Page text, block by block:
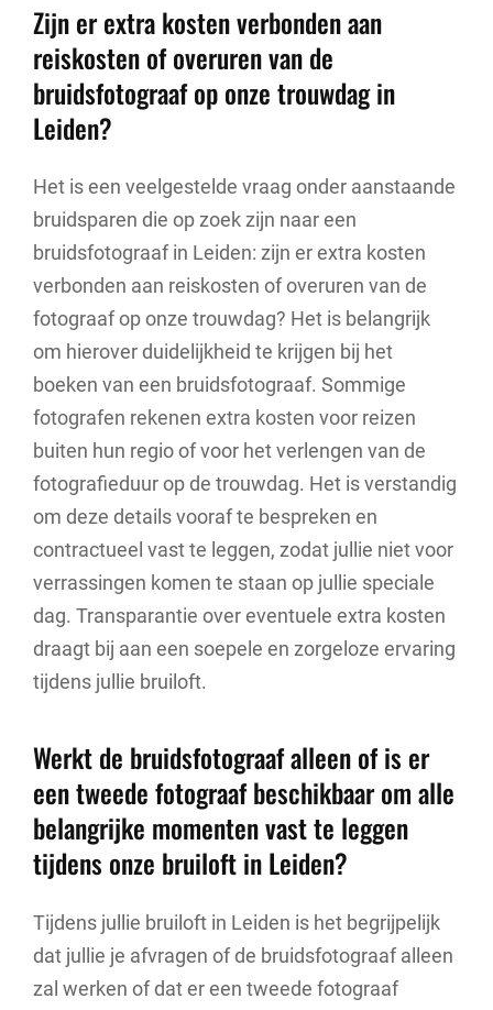
Zijn er extra kosten verbonden aan
reiskosten of overuren van de
bruidsfotograaf op onze trouwdag in
Leiden?
Het is een veelgestelde vraag onder aanstaande
bruidsparen die op zoek zijn naar een
bruidsfotograaf in Leiden: zijn er extra kosten
verbonden aan reiskosten of overuren van de
fotograaf op onze trouwdag? Het is belangrijk
om hierover duidelijkheid te krijgen bij het
boeken van een bruidsfotograaf. Sommige
fotografen rekenen extra kosten voor reizen
buiten hun regio of voor het verlengen van de
fotografieduur op de trouwdag. Het is verstandig
om deze details vooraf te bespreken en
contractueel vast te leggen, zodat jullie niet voor
verrassingen komen te staan op jullie speciale
dag. Transparantie over eventuele extra kosten
draagt bij aan een soepele en zorgeloze ervaring
tijdens jullie bruiloft.
Werkt de bruidsfotograaf alleen of is er
een tweede fotograaf beschikbaar om alle
belangrijke momenten vast te leggen
tijdens onze bruiloft in Leiden?
Tijdens jullie bruiloft in Leiden is het begrijpelijk
dat jullie je afvragen of de bruidsfotograaf alleen
zal werken of dat er een tweede fotograaf